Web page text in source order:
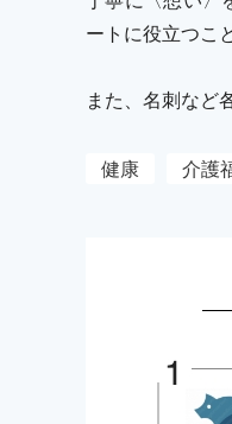
ートに役立つこ
また、名刺など
健康 介護